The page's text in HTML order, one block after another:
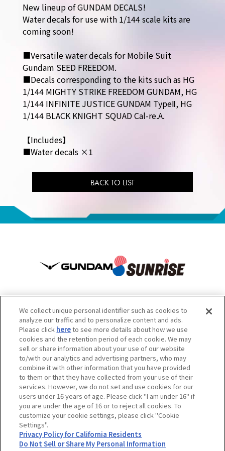
New lineup of GUNDAM DECALS!
Water decals for use with 1/144 scale kits are
coming soon!
■Versatile water decals for Mobile Suit
Gundam SEED FREEDOM.
■Decals corresponding to the kits such as HG
1/144 MIGHTY STRIKE FREEDOM GUNDAM, HG
1/144 INFINITE JUSTICE GUNDAM TypeⅡ, HG
1/144 BLACK KNIGHT SQUAD Cal-re.A.
【Includes】
■Water decals ×1
BACK TO LIST
เว็บไซต์นี้มีเนื้อหาบางส่วนที่แปลโดยเครื่องมือแปลภาษาอัตโนมัติ จึงเรียน
มาเพื่อโปรดทราบ
ข้อควรระวัง: ห้ามคัดลอกเนื้อหาและรูปภาพไปใช้โดยไม่ได้รับอนุญาต
สำหรับการติดต่อสอบถาม กรุณาดูข้อมูลด้านล่าง
© SUNRISE
เกี่ยวกับข้อมูลผลงานเกี่ยวกับข้อมูลบริษัท
We collect unique personal identifier such as cookies to
analyze our traffic and to personalize content and ads.
Please click hereto see more details about how we use
cookies and the retention period of each cookie. We may
sell or share information about your use of our website
to/with our analytics and advertising partners, who may
combine it with other information that you have provided
to them or that they have collected from your use of their
services. However, we do not set and use cookies for our
users under 16 years of age. Please click "I am under 16" if
you are under the age of 16 or to reject all cookies. To
customize your cookie settings, please click "Cookie
Settings".
Privacy Policy for California Residents
Do Not Sell or Share My Personal Information